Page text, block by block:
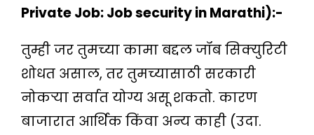
Private Job: Job security in Marathi):-
तुम्ही जर तुमच्या कामा बद्दल जॉब सिक्युरिटी
शोधत असाल, तर तुमच्यासाठी सरकारी
नोकऱ्या सर्वात योग्य असू शकतो. कारण
बाजारात आर्थिक किंवा अन्य काही (उदा.